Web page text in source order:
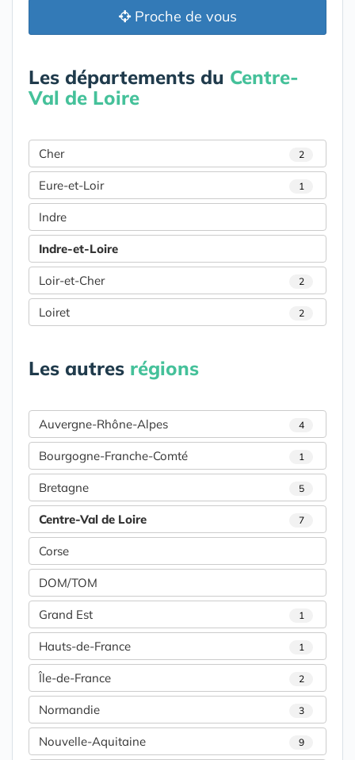
Proche de vous
Les départements du Centre-
Val de Loire
Cher 2
Eure-et-Loir 1
Indre
Indre-et-Loire
Loir-et-Cher 2
Loiret 2
Les autres régions
Auvergne-Rhône-Alpes 4
Bourgogne-Franche-Comté 1
Bretagne 5
Centre-Val de Loire 7
Corse
DOM/TOM
Grand Est 1
Hauts-de-France 1
Île-de-France 2
Normandie 3
Nouvelle-Aquitaine 9